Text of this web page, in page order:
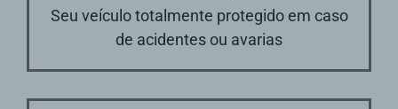
Seu veículo totalmente protegido em caso
de acidentes ou avarias